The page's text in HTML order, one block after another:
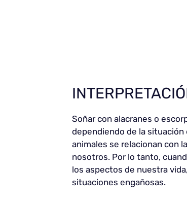
Soñar con alacranes o
dependiendo de la situación
animales se relacionan con
nosotros. Por lo tanto,
los aspectos de nuestra
situaciones engañosas.